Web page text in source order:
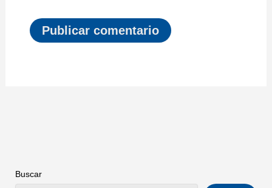
Buscar